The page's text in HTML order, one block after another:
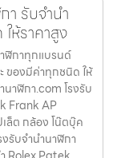
า รับจำนำ
ห้ราคาสูง
ฬิกาทุกแบรนด์
ของมีค่าทุกชนิด ให้
นาฬิกา.com โรงรับ
Frank AP
ล็ต กล้อง โน๊ตบุ๊ค
รับจำนำนาฬิกา